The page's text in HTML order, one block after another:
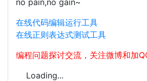
no pain,no gain~
在线代码编辑运行工具
在线正则表达式测试工具
编程问题探讨交流，关注微博和加
Loading...